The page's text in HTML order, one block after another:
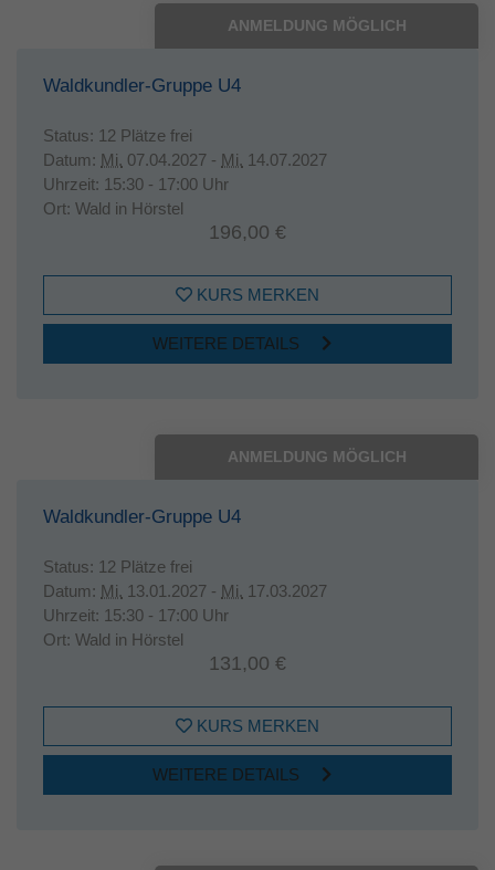
ANMELDUNG MÖGLICH
Waldkundler-Gruppe U4
Status: 12 Plätze frei
Datum: Mi. 07.04.2027 - Mi. 14.07.2027
Uhrzeit: 15:30 - 17:00 Uhr
Ort: Wald in Hörstel
196,00 €
KURS MERKEN
WEITERE DETAILS
ANMELDUNG MÖGLICH
Waldkundler-Gruppe U4
Status: 12 Plätze frei
Datum: Mi. 13.01.2027 - Mi. 17.03.2027
Uhrzeit: 15:30 - 17:00 Uhr
Ort: Wald in Hörstel
131,00 €
KURS MERKEN
WEITERE DETAILS